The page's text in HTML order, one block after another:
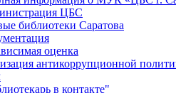
ЦБС
библиотеки Саратова
оценка
антикоррупционной
в контакте"